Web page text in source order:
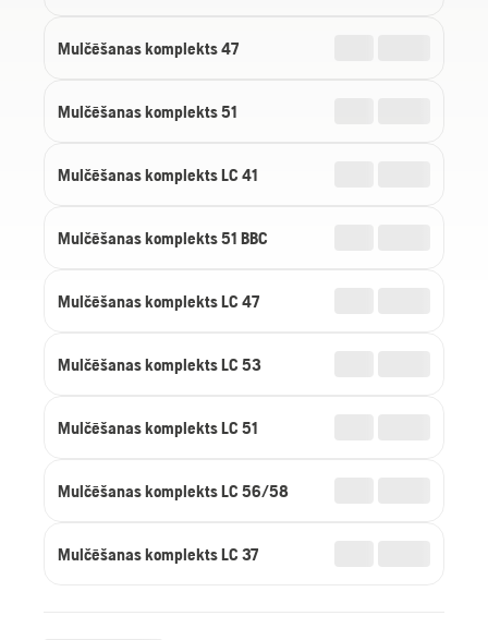
Mulčēšanas komplekts 47
Mulčēšanas komplekts 51
Mulčēšanas komplekts LC 41
Mulčēšanas komplekts 51 BBC
Mulčēšanas komplekts LC 47
Mulčēšanas komplekts LC 53
Mulčēšanas komplekts LC 51
Mulčēšanas komplekts LC 56/58
Mulčēšanas komplekts LC 37